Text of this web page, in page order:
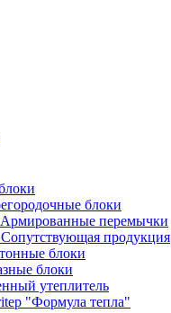
блоки
Армированные перемычки
Сопутствующая продукция
блоки
блоки
утеплитель
"Формула тепла"